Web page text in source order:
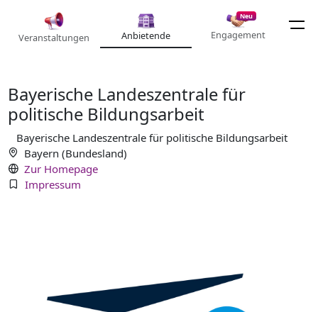
Veranstaltungen Anbietende
Neu
Engagement
Bayerische Landeszentrale für
politische Bildungsarbeit
Bayerische Landeszentrale für politische Bildungsarbeit
Bayern (Bundesland)
Zur Homepage
Impressum